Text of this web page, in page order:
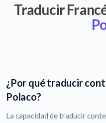
Traducir
¿Por qué traducir
Polaco?
La capacidad de traducir